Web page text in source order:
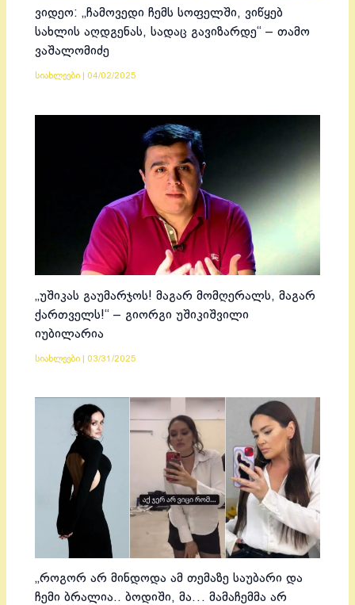
ვიდეო: „ჩამოვედი ჩემს სოფელში, ვიწყებ
სახლის აღდგენას, სადაც გავიზარდე“ – თამო
ვაშალომიძე
სიახლეები 04/02/2025
„უშიკას გაუმარჯოს! მაგარ მომღერალს, მაგარ
ქართველს!“ – გიორგი უშიკიშვილი
იუბილარია
სიახლეები 03/31/2025
„როგორ არ მინდოდა ამ თემაზე საუბარი და
ჩემი ბრალია.. ბოდიში, მა… მამაჩემმა არ